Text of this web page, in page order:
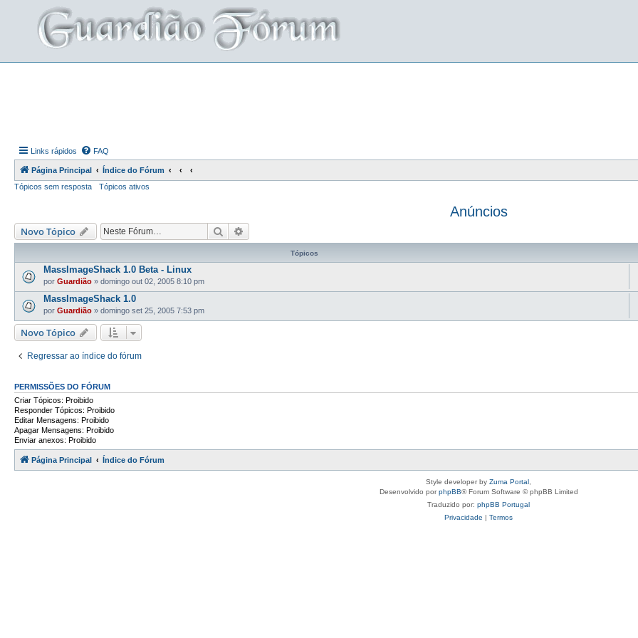
Links rápidos FAQ
Página Principal
Índice do Fórum
Tópicos sem resposta
Tópicos ativos
Anúncios
Novo Tópico Pesquisar
Tópicos
MassImageShack 1.0 Beta - Linux
por Guardião » domingo out 02, 2005 8:10 pm
MassImageShack 1.0
por Guardião » domingo set 25, 2005 7:53 pm
Novo Tópico
Regressar ao índice do fórum
PERMISSÕES DO FÓRUM
Criar Tópicos: Proibido
Responder Tópicos: Proibido
Editar Mensagens: Proibido
Apagar Mensagens: Proibido
Enviar anexos: Proibido
Página Principal Índice do Fórum
Style developer by Zuma Portal
Desenvolvido porphpBB® Forum Software © phpBB Limited
Traduzido por: phpBB Portugal
Privacidade | Termos